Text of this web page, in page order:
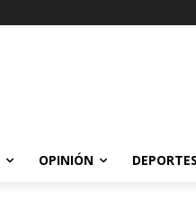
OPINIÓN DEPORTES